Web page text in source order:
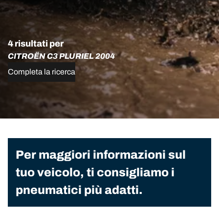
4 risultati per
CITROËN C3 PLURIEL 2004
Completa la ricerca
Per maggiori informazioni sul
tuo veicolo, ti consigliamo i
pneumatici più adatti.